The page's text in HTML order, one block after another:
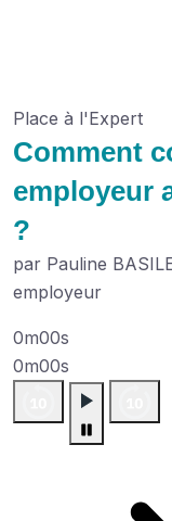
Place à l'Expert
Comment
employeur
?
par Pauline
employeur
0m00s
0m00s